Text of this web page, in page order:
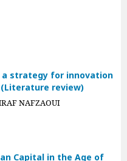
strategy for innovation
review)
NAFZAOUI
Capital in the Age of